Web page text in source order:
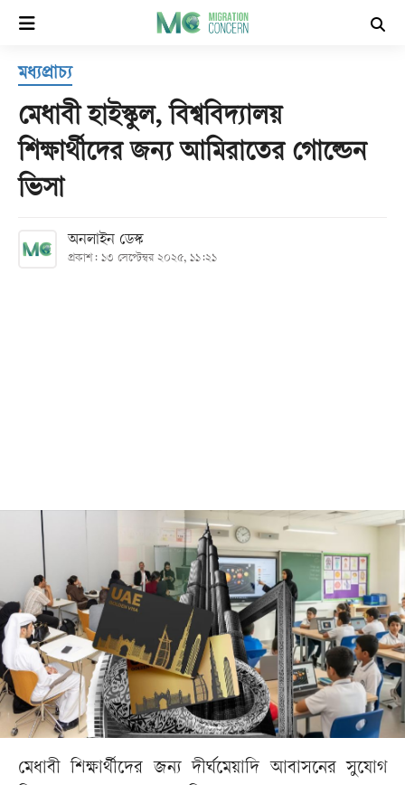
হোম
সর্বশেষ
সব
মধ্যপ্রাচ্য
মেধাবী হাইস্কুল, বিশ্ববিদ্যালয়
শিক্ষার্থীদের জন্য আমিরাতের গোল্ডেন
ভিসা
অনলাইন ডেস্ক
প্রকাশ: ১৩ সেপ্টেম্বর ২০২৫, ১১:২১
মেধাবী শিক্ষার্থীদের জন্য দীর্ঘমেয়াদি আবাসনের সুযোগ